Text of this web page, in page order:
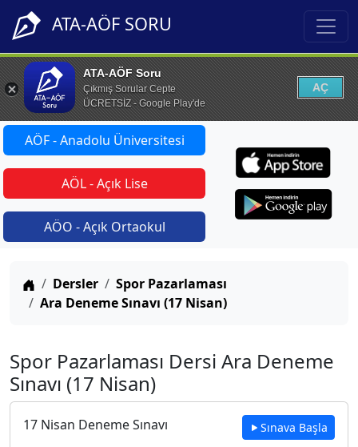
ATA-AÖF SORU
ATA-AÖF Soru
Çıkmış Sorular Cepte
ÜCRETSİZ - Google Play'de
AÇ
AÖF - Anadolu Üniversitesi
AÖL - Açık Lise
AÖO - Açık Ortaokul
Anasayfa
Dersler
Spor Pazarlaması
Ara Deneme Sınavı (17 Nisan)
Spor Pazarlaması Dersi Ara Deneme
Sınavı (17 Nisan)
17 Nisan Deneme Sınavı Sınava Başla